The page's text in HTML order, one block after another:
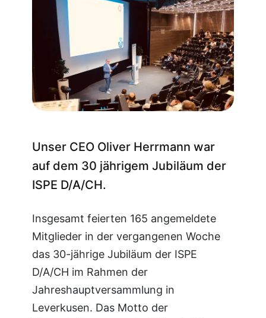
Unser CEO Oliver Herrmann war
auf dem 30 jährigem Jubiläum der
ISPE D/A/CH.
Insgesamt feierten 165 angemeldete
Mitglieder in der vergangenen Woche
das 30-jährige Jubiläum der ISPE
D/A/CH im Rahmen der
Jahreshauptversammlung in
Leverkusen. Das Motto der